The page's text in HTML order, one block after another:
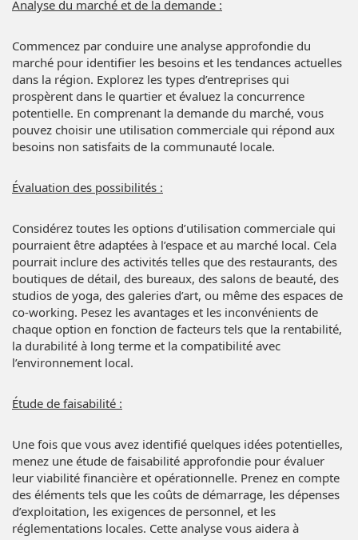
Analyse du marché et de la demande :
Commencez par conduire une analyse approfondie du
marché pour identifier les besoins et les tendances actuelles
dans la région. Explorez les types d’entreprises qui
prospèrent dans le quartier et évaluez la concurrence
potentielle. En comprenant la demande du marché, vous
pouvez choisir une utilisation commerciale qui répond aux
besoins non satisfaits de la communauté locale.
Évaluation des possibilités :
Considérez toutes les options d’utilisation commerciale qui
pourraient être adaptées à l’espace et au marché local. Cela
pourrait inclure des activités telles que des restaurants, des
boutiques de détail, des bureaux, des salons de beauté, des
studios de yoga, des galeries d’art, ou même des espaces de
co-working. Pesez les avantages et les inconvénients de
chaque option en fonction de facteurs tels que la rentabilité,
la durabilité à long terme et la compatibilité avec
l’environnement local.
Étude de faisabilité :
Une fois que vous avez identifié quelques idées potentielles,
menez une étude de faisabilité approfondie pour évaluer
leur viabilité financière et opérationnelle. Prenez en compte
des éléments tels que les coûts de démarrage, les dépenses
d’exploitation, les exigences de personnel, et les
réglementations locales. Cette analyse vous aidera à